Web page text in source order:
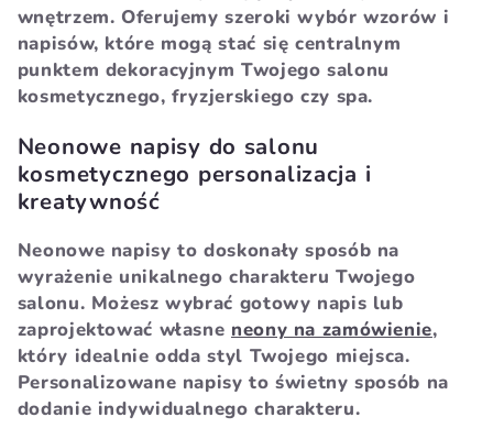
wnętrzem. Oferujemy szeroki wybór wzorów i
napisów, które mogą stać się centralnym
punktem dekoracyjnym Twojego salonu
kosmetycznego, fryzjerskiego czy spa.
Neonowe napisy do salonu
kosmetycznego personalizacja i
kreatywność
Neonowe napisy to doskonały sposób na
wyrażenie unikalnego charakteru Twojego
salonu. Możesz wybrać gotowy napis lub
zaprojektować własne neony na zamówienie,
który idealnie odda styl Twojego miejsca.
Personalizowane napisy to świetny sposób na
dodanie indywidualnego charakteru.